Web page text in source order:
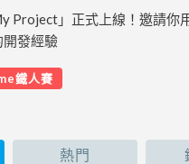
Project」正式上線！邀請你
發經驗
鐵人賽
熱門